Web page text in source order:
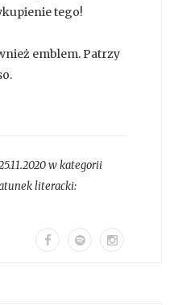
tego!
emblem. Patrzy
w kategorii
literacki: